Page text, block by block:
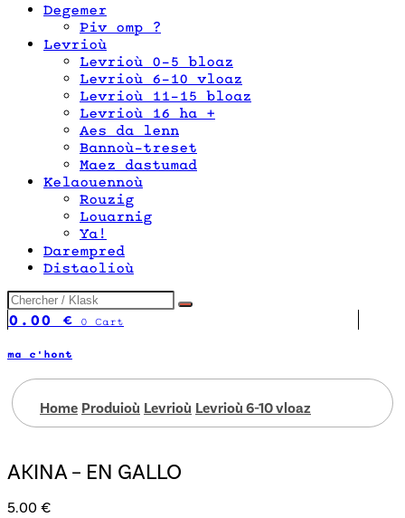
Degemer
Piv omp ?
Levrioù
Levrioù 0-5 bloaz
Levrioù 6-10 vloaz
Levrioù 11-15 bloaz
Levrioù 16 ha +
Aes da lenn
Bannoù-treset
Maez dastumad
Kelaouennoù
Rouzig
Louarnig
Ya!
Darempred
Distaolioù
0.00 € 0 Cart
ma c'hont
Home Produioù Levrioù Levrioù 6-10 vloaz
AKINA – EN GALLO
5.00 €